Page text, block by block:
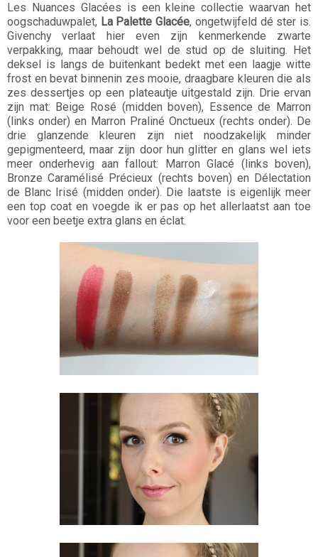
Les Nuances Glacées is een kleine collectie waarvan het
oogschaduwpalet, La Palette Glacée, ongetwijfeld dé ster is.
Givenchy verlaat hier even zijn kenmerkende zwarte
verpakking, maar behoudt wel de stud op de sluiting. Het
deksel is langs de buitenkant bedekt met een laagje witte
frost en bevat binnenin zes mooie, draagbare kleuren die als
zes dessertjes op een plateautje uitgestald zijn. Drie ervan
zijn mat: Beige Rosé (midden boven), Essence de Marron
(links onder) en Marron Praliné Onctueux (rechts onder). De
drie glanzende kleuren zijn niet noodzakelijk minder
gepigmenteerd, maar zijn door hun glitter en glans wel iets
meer onderhevig aan fallout: Marron Glacé (links boven),
Bronze Caramélisé Précieux (rechts boven) en Délectation
de Blanc Irisé (midden onder). Die laatste is eigenlijk meer
een top coat en voegde ik er pas op het allerlaatst aan toe
voor een beetje extra glans en éclat.